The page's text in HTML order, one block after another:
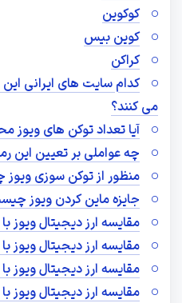
کوکوین
کوین بیس
کراکن
کدام سایت های ایرانی
می کنند؟
آیا تعداد توکن های ویوز
چه عواملی بر تعیین این
منظور از توکن سوزی
جایزه ماین کردن ویوز
مقایسه ارز دیجیتال ویوز با
مقایسه ارز دیجیتال ویوز
مقایسه ارز دیجیتال ویوز با
مقایسه ارز دیجیتال ویوز